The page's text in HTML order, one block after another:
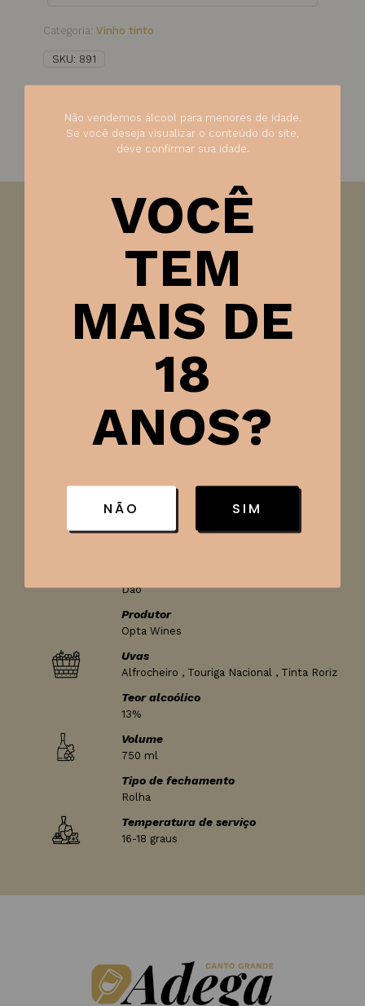
Categoria: Vinho tinto
SKU: 891
Cor rubi brilhante
aroma de frutos vermelhos maduros
vinho de corpo suave com aroma de fruta e
agradável sensação de frescura
Harmonização:
carnes vermelhas ou brancas grelhadas
Tipo de vinho
Classificação
Seco
País
Dão
Produtor
Opta Wines
Uvas
Alfrocheiro , Touriga Nacional , Tinta Roriz
Teor alcoólico
13%
Volume
750 ml
Tipo de fechamento
Rolha
Temperatura de serviço
16-18 graus
Não vendemos álcool para menores de idade.
Se você deseja visualizar o conteúdo do site,
deve confirmar sua idade.
VOCÊ
TEM
MAIS DE
18
ANOS?
NÃO SIM